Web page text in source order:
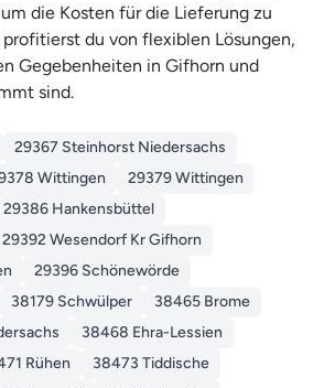
die Kosten für die Lieferung zu
du von flexiblen Lösungen,
Gegebenheiten in Gifhorn und
sind.
29367 Steinhorst Niedersachs
Wittingen
29379 Wittingen
29386 Hankensbüttel
29392 Wesendorf Kr Gifhorn
29396 Schönewörde
38179 Schwülper
38465 Brome
38468 Ehra-Lessien
Rühen
38473 Tiddische